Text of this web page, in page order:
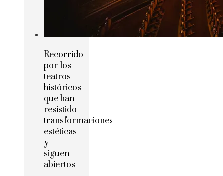
Recorrido
por los
teatros
históricos
que han
resistido
transformaciones
estéticas
y
siguen
abiertos